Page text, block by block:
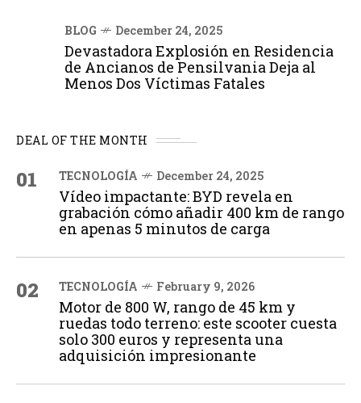
BLOG December 24, 2025
Devastadora Explosión en Residencia
de Ancianos de Pensilvania Deja al
Menos Dos Víctimas Fatales
DEAL OF THE MONTH
01 TECNOLOGÍA December 24, 2025
Vídeo impactante: BYD revela en
grabación cómo añadir 400 km de rango
en apenas 5 minutos de carga
02 TECNOLOGÍA February 9, 2026
Motor de 800 W, rango de 45 km y
ruedas todo terreno: este scooter cuesta
solo 300 euros y representa una
adquisición impresionante